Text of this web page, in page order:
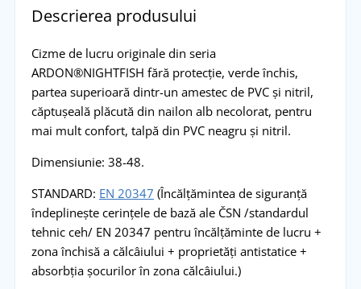
Descrierea produsului
Cizme de lucru originale din seria
ARDON®NIGHTFISH fără protecție, verde închis,
partea superioară dintr-un amestec de PVC și nitril,
căptușeală plăcută din nailon alb necolorat, pentru
mai mult confort, talpă din PVC neagru și nitril.
Dimensiunie: 38-48.
STANDARD: EN 20347 (Încălțămintea de siguranță
îndeplinește cerințele de bază ale ČSN /standardul
tehnic ceh/ EN 20347 pentru încălțăminte de lucru +
zona închisă a călcâiului + proprietăți antistatice +
absorbția șocurilor în zona călcâiului.)